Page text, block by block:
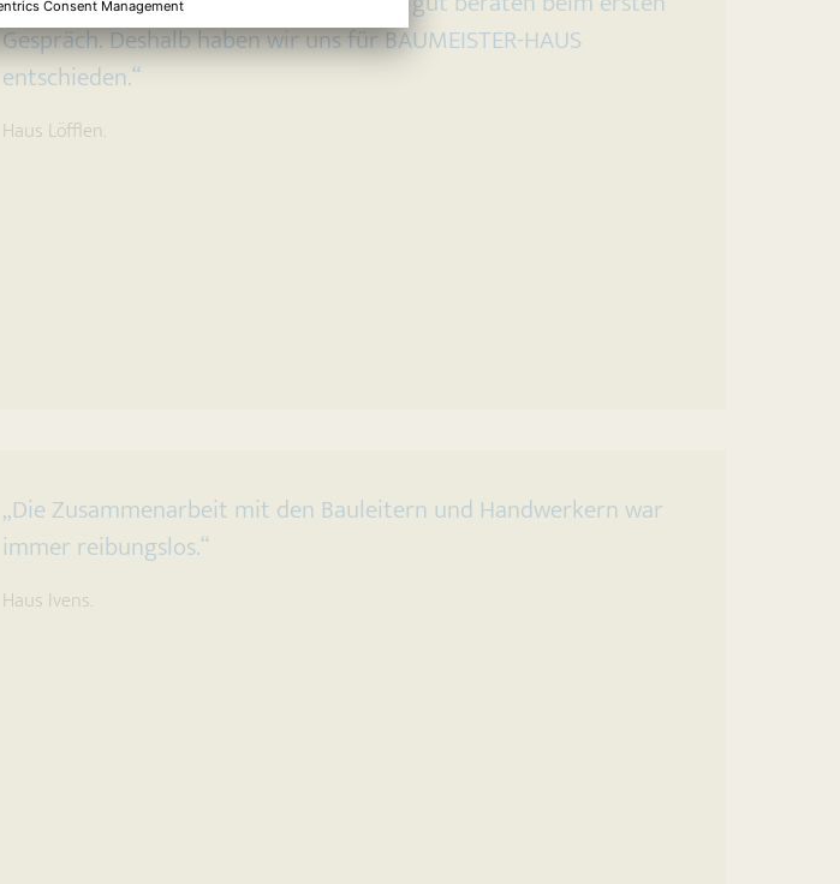
Gespräch. Deshalb haben wir uns für BAUMEISTER-HAUS
entschieden.“
Haus Löfflen.
„Die Zusammenarbeit mit den Bauleitern und Handwerkern war
immer reibungslos.“
Haus Ivens.